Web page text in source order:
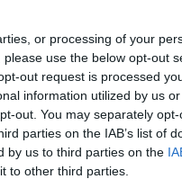
or processing of your
use the below opt-out
out request is processed
information utilized by us
out. You may separately
parties on the IAB’s list of
by us to third parties on the
to other third parties.